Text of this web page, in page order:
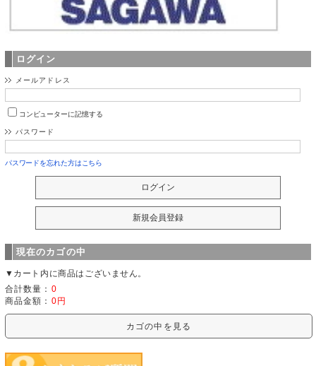
ログイン
メールアドレス
コンピューターに記憶する
パスワード
パスワードを忘れた方はこちら
現在のカゴの中
▼カート内に商品はございません。
合計数量： 0
商品金額： 0円
カゴの中を見る